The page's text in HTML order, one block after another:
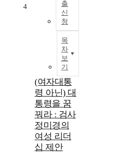
출
신
청
목
차
보
기
4
(여자대통
령 아닌) 대
통령을 꿈
꿔라 : 검사
정미경의
여성 리더
십 제안